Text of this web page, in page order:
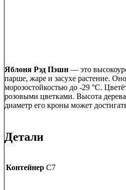
Яблоня Рэд Пэшн — это
парше, жаре и засухе растение.
морозостойкостью до -29 °C.
розовыми цветками. Высота дерева
диаметр его кроны может
Детали
Контейнер C7